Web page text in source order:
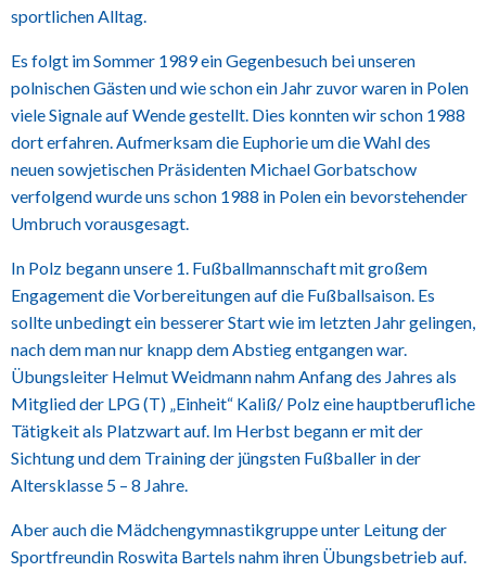
sportlichen Alltag.
Es folgt im Sommer 1989 ein Gegenbesuch bei unseren
polnischen Gästen und wie schon ein Jahr zuvor waren in Polen
viele Signale auf Wende gestellt. Dies konnten wir schon 1988
dort erfahren. Aufmerksam die Euphorie um die Wahl des
neuen sowjetischen Präsidenten Michael Gorbatschow
verfolgend wurde uns schon 1988 in Polen ein bevorstehender
Umbruch vorausgesagt.
In Polz begann unsere 1. Fußballmannschaft mit großem
Engagement die Vorbereitungen auf die Fußballsaison. Es
sollte unbedingt ein besserer Start wie im letzten Jahr gelingen,
nach dem man nur knapp dem Abstieg entgangen war.
Übungsleiter Helmut Weidmann nahm Anfang des Jahres als
Mitglied der LPG (T) „Einheit“ Kaliß/ Polz eine hauptberufliche
Tätigkeit als Platzwart auf. Im Herbst begann er mit der
Sichtung und dem Training der jüngsten Fußballer in der
Altersklasse 5 – 8 Jahre.
Aber auch die Mädchengymnastikgruppe unter Leitung der
Sportfreundin Roswita Bartels nahm ihren Übungsbetrieb auf.